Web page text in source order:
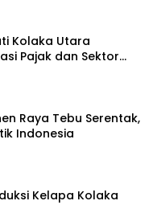
Kolaka Utara
Pajak dan Sektor
Raya Tebu Serentak,
Indonesia
Kelapa Kolaka